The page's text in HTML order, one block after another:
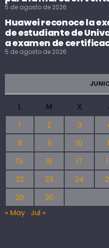
5 de agosto de 2026
Huawei reconoce la
de estudiante de
a examen de
5 de agosto de 2026
L M X
1
2 3
8
9 10
15
16 17
22
23 24
29
30
« May Jul »